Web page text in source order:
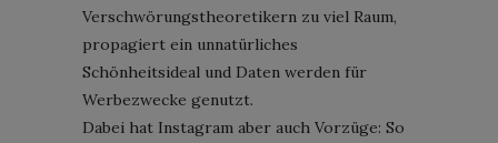
Verschwörungstheoretikern zu viel Raum,
propagiert ein unnatürliches
Schönheitsideal und Daten werden für
Werbezwecke genutzt.
Dabei hat Instagram aber auch Vorzüge: So